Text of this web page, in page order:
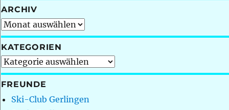
ARCHIV
Archiv
KATEGORIEN
Kategorien
FREUNDE
Ski-Club Gerlingen